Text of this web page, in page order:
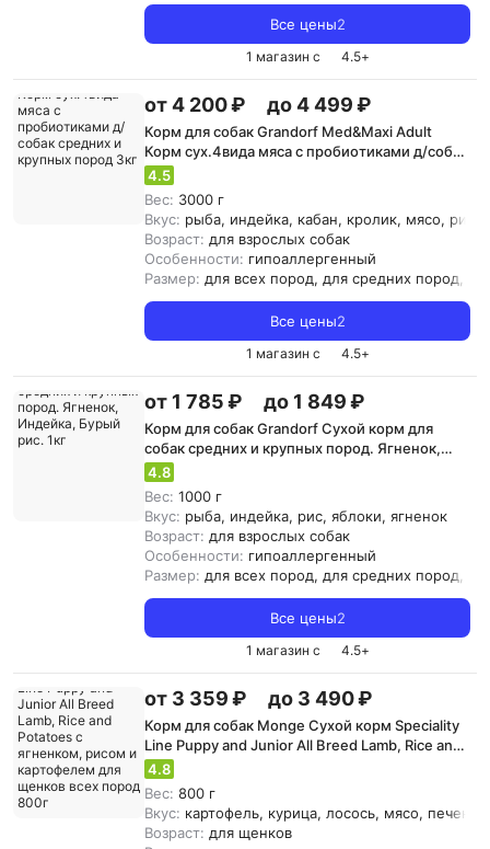
Все цены2
1 магазин с 4.5+
от 4 200 ₽ до 4 499 ₽
Корм для собак Grandorf Med&Maxi Adult
Корм сух.4вида мяса с пробиотиками д/собак
средних и крупных пород 3кг
4.5
Вес: 3000 г
Вкус: рыба, индейка, кабан, кролик, мясо, рис,
Возраст: для взрослых собак
Особенности: гипоаллергенный
Размер: для всех пород, для средних пород,
Все цены2
1 магазин с 4.5+
от 1 785 ₽ до 1 849 ₽
Корм для собак Grandorf Сухой корм для
собак средних и крупных пород. Ягненок,
Индейка, Бурый рис. 1кг
4.8
Вес: 1000 г
Вкус: рыба, индейка, рис, яблоки, ягненок
Возраст: для взрослых собак
Особенности: гипоаллергенный
Размер: для всех пород, для средних пород,
Все цены2
1 магазин с 4.5+
от 3 359 ₽ до 3 490 ₽
Корм для собак Monge Сухой корм Speciality
Line Puppy and Junior All Breed Lamb, Rice and
Potatoes с ягненком, рисом и картофелем
для щенков всех пород 800г
4.8
Вес: 800 г
Вкус: картофель, курица, лосось, мясо, печень,
Возраст: для щенков